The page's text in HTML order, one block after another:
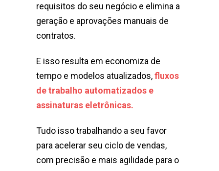
requisitos do seu negócio e elimina a
geração e aprovações manuais de
contratos.
E isso resulta em economiza de
tempo e modelos atualizados,fluxos
de trabalho automatizados e
assinaturas eletrônicas.
Tudo isso trabalhando a seu favor
para acelerar seu ciclo de vendas,
com precisão e mais agilidade para o